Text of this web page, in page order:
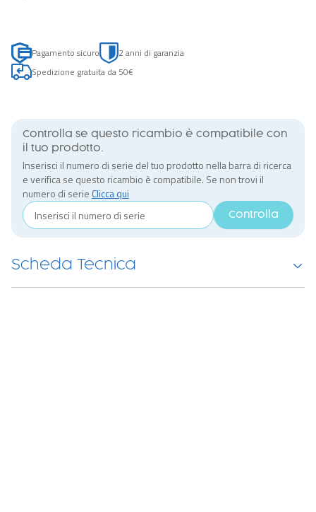
Pagamento sicuro
2 anni di garanzia
Spedizione gratuita da 50€
Controlla se questo ricambio è compatibile con
il tuo prodotto.
Inserisci il numero di serie del tuo prodotto nella barra di ricerca
e verifica se questo ricambio è compatibile. Se non trovi il
numero di serie Clicca qui
Controlla
Scheda Tecnica